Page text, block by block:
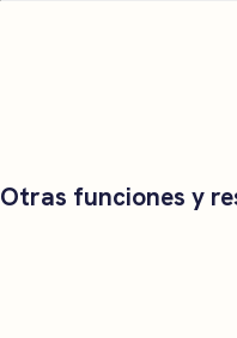
Otras funciones y